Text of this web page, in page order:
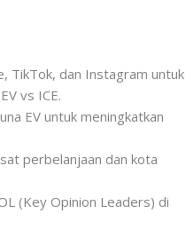
TikTok, dan Instagram untuk
vs ICE.
EV untuk meningkatkan
perbelanjaan dan kota
(Key Opinion Leaders) di